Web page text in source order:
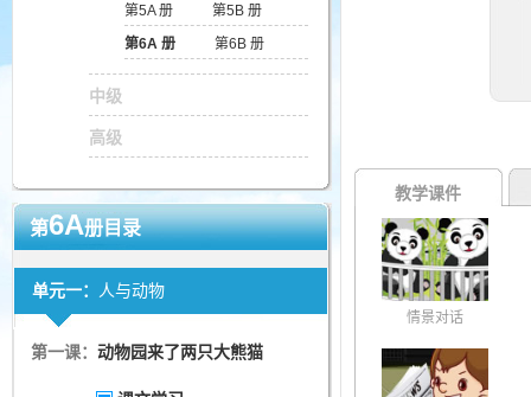
第5A 册
第5B 册
第6A 册
第6B 册
中级
高级
第6A册目录
单元一： 人与动物
第一课： 动物园来了两只大熊猫
教学课件
情景对话